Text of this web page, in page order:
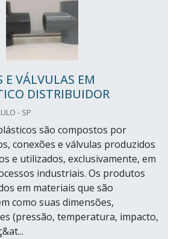
E VÁLVULAS EM
DISTRIBUIDOR
- SP
são compostos por
conexões e válvulas produzidos
e utilizados, exclusivamente, em
industriais. Os produtos
em materiais que são
como suas dimensões,
(pressão, temperatura, impacto,